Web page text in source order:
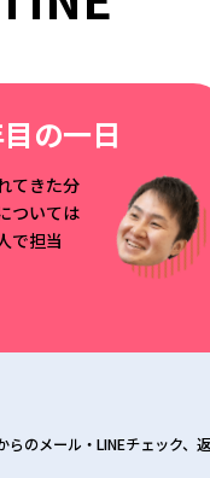
の一日
てきた分
ついては
で担当
らのメール・LINEチェック、返